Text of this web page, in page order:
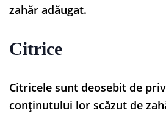
zahăr adăugat.
Citrice
Citricele sunt deosebit de
conținutului lor scăzut de